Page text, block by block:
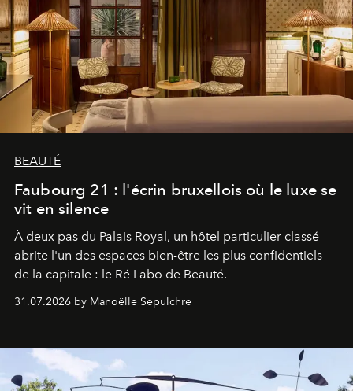
BEAUTÉ
Faubourg 21 : l'écrin bruxellois où le luxe se
vit en silence
À deux pas du Palais Royal, un hôtel particulier classé
abrite l'un des espaces bien-être les plus confidentiels
de la capitale : le Ré Labo de Beauté.
31.07.2026 by Manoëlle Sepulchre